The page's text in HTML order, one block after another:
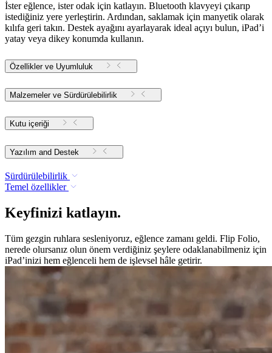
İster eğlence, ister odak için katlayın. Bluetooth klavyeyi çıkarıp
istediğiniz yere yerleştirin. Ardından, saklamak için manyetik olarak
kılıfa geri takın. Destek ayağını ayarlayarak ideal açıyı bulun, iPad’i
yatay veya dikey konumda kullanın.
Özellikler ve Uyumluluk
Malzemeler ve Sürdürülebilirlik
Kutu içeriği
Yazılım and Destek
Sürdürülebilirlik
Temel özellikler
Keyfinizi katlayın.
Tüm gezgin ruhlara sesleniyoruz, eğlence zamanı geldi. Flip Folio,
nerede olursanız olun önem verdiğiniz şeylere odaklanabilmeniz için
iPad’inizi hem eğlenceli hem de işlevsel hâle getirir.